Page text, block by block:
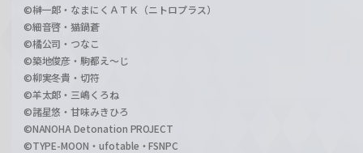
©榊一郎・なまにくＡＴＫ（ニトロプラス）
©細音啓・猫鍋蒼
©橘公司・つなこ
©築地俊彦・駒都え～じ
©柳実冬貴・切符
©羊太郎・三嶋くろね
©諸星悠・甘味みきひろ
©NANOHA Detonation PROJECT
©TYPE-MOON・ufotable・FSNPC